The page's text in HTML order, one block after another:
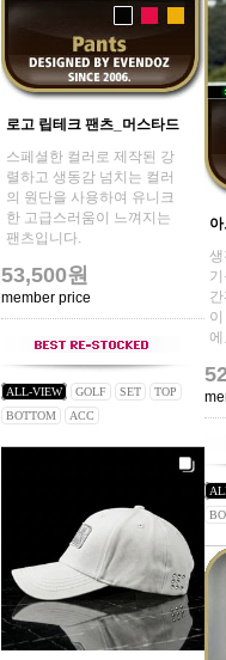
로고 립테크 팬츠_머스타드
스페셜한 컬러로 제작된 강
렬하고 생동감 넘치는 컬러
의 원단을 사용하여 유니크
한 고급스러움이 느껴지는
팬츠입니다.
53,500원
member price
ALL-VIEW GOLF SET
TOP
BOTTOM
ACC
에